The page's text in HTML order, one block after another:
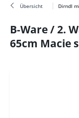
Übersicht Dirndl
B-Ware / 2.
65cm Macie